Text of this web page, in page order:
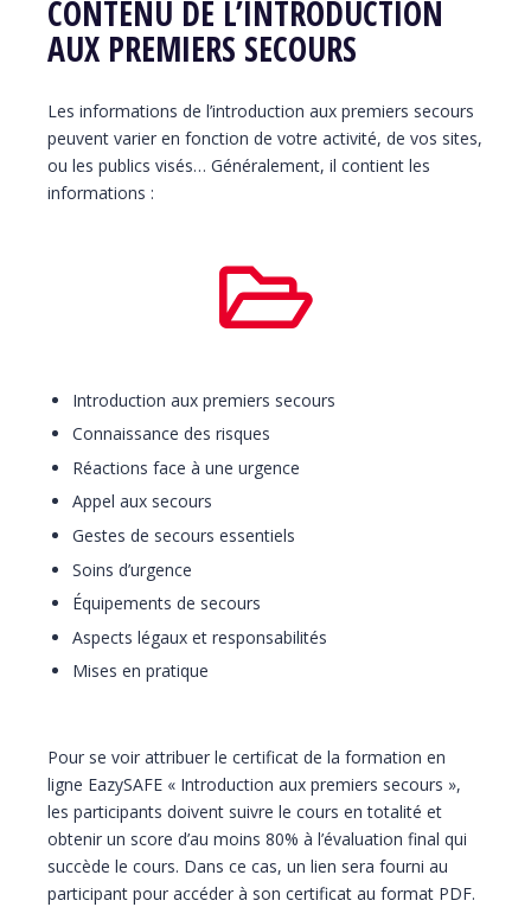
CONTENU DE L’INTRODUCTION
AUX PREMIERS SECOURS
Les informations de l’introduction aux premiers secours
peuvent varier en fonction de votre activité, de vos sites,
ou les publics visés… Généralement, il contient les
informations :
Introduction aux premiers secours
Connaissance des risques
Réactions face à une urgence
Appel aux secours
Gestes de secours essentiels
Soins d’urgence
Équipements de secours
Aspects légaux et responsabilités
Mises en pratique
Pour se voir attribuer le certificat de la formation en
ligne EazySAFE « Introduction aux premiers secours »,
les participants doivent suivre le cours en totalité et
obtenir un score d’au moins 80% à l’évaluation final qui
succède le cours. Dans ce cas, un lien sera fourni au
participant pour accéder à son certificat au format PDF.